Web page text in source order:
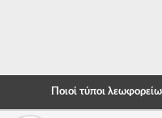
-
Ποιοί τύποι